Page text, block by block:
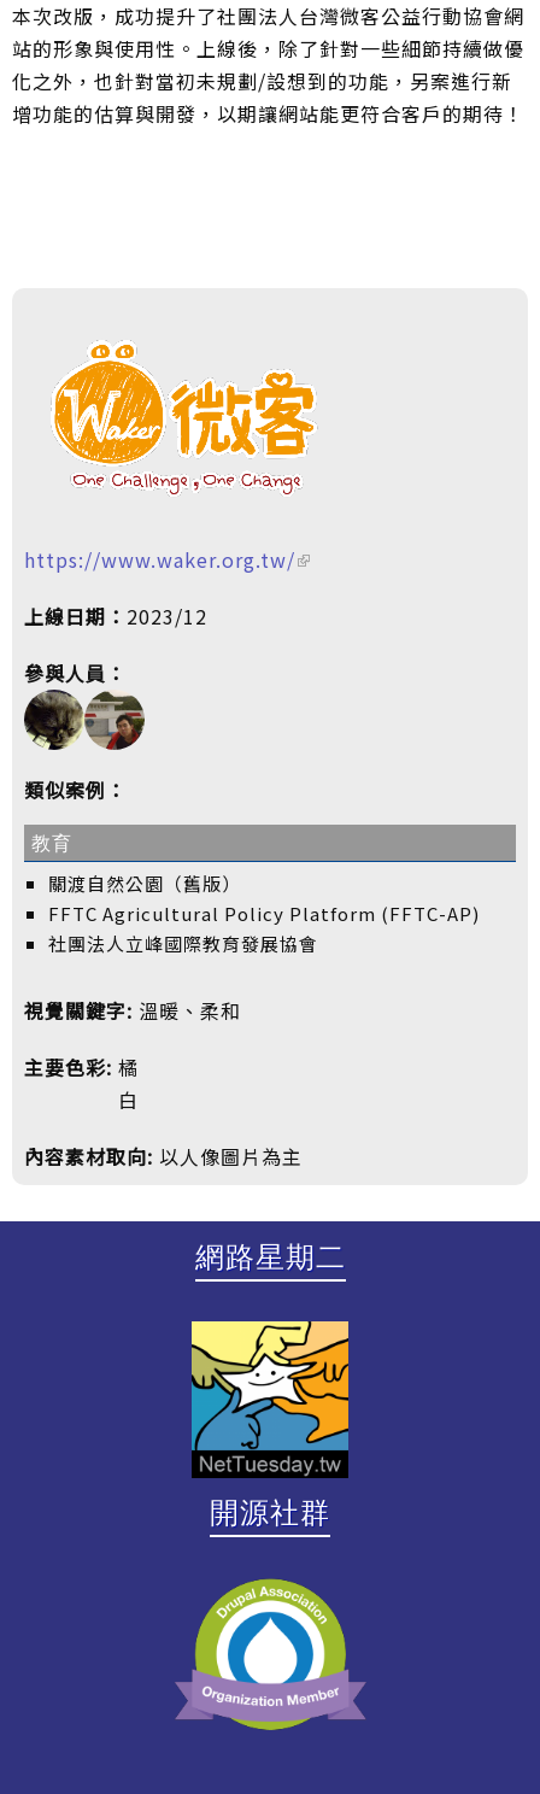
本次改版，成功提升了社團法人台灣微客公益行動協會網
站的形象與使用性。上線後，除了針對一些細節持續做優
化之外，也針對當初未規劃/設想到的功能，另案進行新
增功能的估算與開發，以期讓網站能更符合客戶的期待！
https://www.waker.org.tw/
上線日期： 2023/12
參與人員：
類似案例：
教育
關渡自然公園（舊版）
FFTC Agricultural Policy Platform (FFTC-AP)
社團法人立峰國際教育發展協會
視覺關鍵字: 溫暖、柔和
主要色彩: 橘
白
內容素材取向: 以人像圖片為主
網路星期二
開源社群